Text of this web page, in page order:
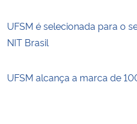
UFSM é selecionada para o
NIT Brasil
UFSM alcança a marca de